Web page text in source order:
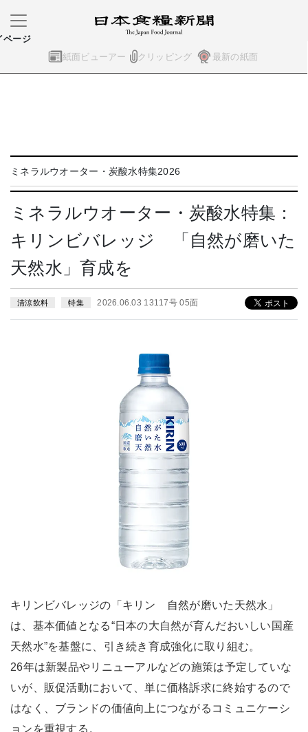
紙面ビューアー クリッピング 最新の紙面
ページ
ミネラルウオーター・炭酸水特集2026
ミネラルウオーター・炭酸水特集：
キリンビバレッジ 「自然が磨いた
天然水」育成を
清涼飲料 特集 2026.06.03 13117号 05面
キリンビバレッジの「キリン 自然が磨いた天然水」
は、基本価値となる“日本の大自然が育んだおいしい国産
天然水”を基盤に、引き続き育成強化に取り組む。
26年は新製品やリニューアルなどの施策は予定していな
いが、販促活動において、単に価格訴求に終始するので
はなく、ブランドの価値向上につながるコミュニケーシ
ョンを重視する。